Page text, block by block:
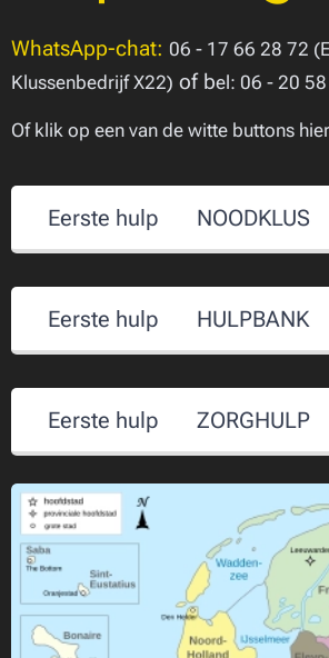
WhatsApp-chat: 06 - 17 66 28 72
Klussenbedrijf X22) of bel: 06 - 20
Of klik op een van de witte buttons
Eerste hulp 🆘 NOODKLUS
Eerste hulp 🆘 HULPBANK
Eerste hulp 🆘 ZORGHULP